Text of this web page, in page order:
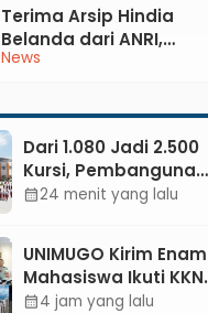
dan Perak di Kejurda
Tapak Suci Kebumen
2026
News
Terima Arsip Hindia
Belanda dari ANRI,
Pemkab Kebumen
Sejarah, Geopark, dan
Literasi Pertanian
Dari 1.080 Jadi 2.500
Kursi, Pembangunan
Sekolah Rakyat
Oktober 2026
calendar_month24 menit yang lalu
UNIMUGO Kirim Enam
Mahasiswa Ikuti KKN
Internasional 2026 di
calendar_month4 jam yang lalu